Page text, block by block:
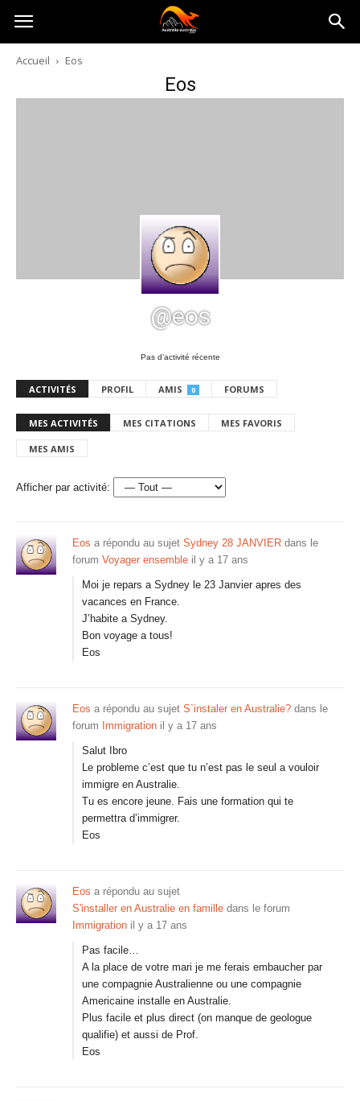
Australia-
australie.com
Accueil Eos
Eos
@eos
Pas d’activité récente
ACTIVITÉS PROFIL AMIS 0 FORUMS
MES ACTIVITÉS MES CITATIONS MES FAVORIS
MES AMIS
Afficher par activité:
Eos a répondu au sujet Sydney 28 JANVIER dans le
forum Voyager ensemble il y a 17 ans
Moi je repars a Sydney le 23 Janvier apres des
vacances en France.
J’habite a Sydney.
Bon voyage a tous!
Eos
Eos a répondu au sujet S`instaler en Australie? dans le
forum Immigration il y a 17 ans
Salut Ibro
Le probleme c’est que tu n’est pas le seul a vouloir
immigre en Australie.
Tu es encore jeune. Fais une formation qui te
permettra d’immigrer.
Eos
Eos a répondu au sujet
S'installer en Australie en famille dans le forum
Immigration il y a 17 ans
Pas facile…
A la place de votre mari je me ferais embaucher par
une compagnie Australienne ou une compagnie
Americaine installe en Australie.
Plus facile et plus direct (on manque de geologue
qualifie) et aussi de Prof.
Eos